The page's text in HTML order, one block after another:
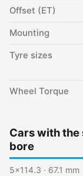
Offset (ET)
Mounting
Tyre sizes
Wheel Torque
Cars with
bore
5x114.3 · 67.1 mm